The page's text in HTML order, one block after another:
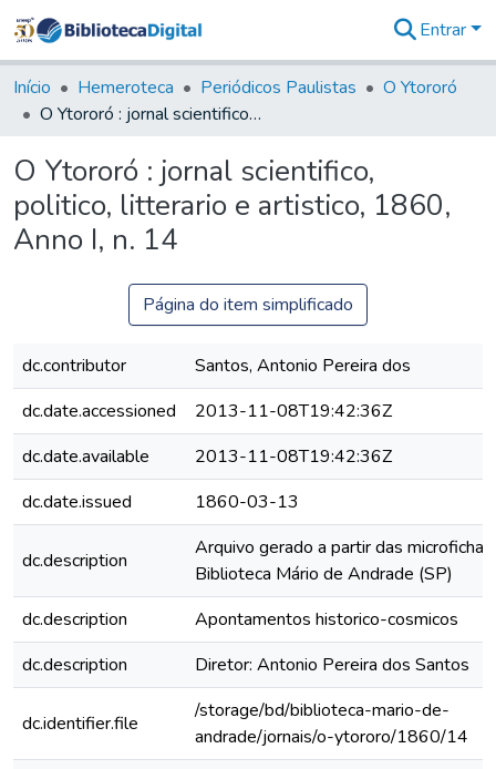
&
Coleções
Tudo na
Digital
Estatísticas
Entrar
Início Hemeroteca Periódicos Paulistas
O Ytororó
O Ytororó : jornal scientifico, politico, litterario e artistico, 1860, Anno I, n. 14
O Ytororó : jornal scientifico,
politico, litterario e artistico, 1860,
Anno I, n. 14
Página do item simplificado
dc.contributor
Santos, Antonio Pereira dos
dc.date.accessioned
2013-11-08T19:42:36Z
dc.date.available
2013-11-08T19:42:36Z
dc.date.issued
1860-03-13
dc.description
Arquivo gerado a partir das
Biblioteca Mário de Andrade (SP)
dc.description
Apontamentos historico-cosmicos
dc.description
Diretor: Antonio Pereira dos Santos
dc.identifier.file
/storage/bd/biblioteca-mario-de-
andrade/jornais/o-ytororo/1860/14